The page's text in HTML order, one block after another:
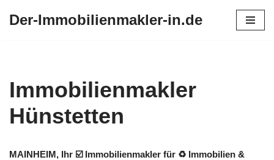
Der-Immobilienmakler-in.de
Immobilienmakler
Hünstetten
MAINHEIM, Ihr ☑️ Immobilienmakler für ♻ Immobilien &